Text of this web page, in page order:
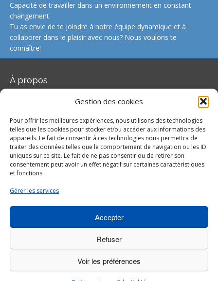
Gestion des cookies
Pour offrir les meilleures expériences, nous utilisons des technologies
telles que les cookies pour stocker et/ou accéder aux informations des
appareils. Le fait de consentir à ces technologies nous permettra de
traiter des données telles que le comportement de navigation ou les ID
uniques sur ce site. Le fait de ne pas consentir ou de retirer son
consentement peut avoir un effet négatif sur certaines caractéristiques
et fonctions.
Gérer les services
Accepter
Refuser
Voir les préférences
Capacité de travailler dans un environnement en constant
changement.
Tu as envie de te joindre à notre équipe dynamique et à
collaborer dans le plaisir avec nous? Nous voulons te
connaître!
À propos
Notre objectif est de toujours satisfaire, et même d’aller au-delà des
Suivez nous sur
service@etaltech.com
418 660-6081
Certifications
Contact
NOUS RECRUTONS
Politique de confidentialité
© 2026 Etaltech- Metrolium WordPress Theme